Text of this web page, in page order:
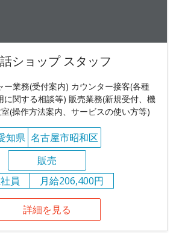
ショップ スタッフ
ー業務(受付案内) カウンター接客(各種
に関する相談等) 販売業務(新規受付、機
(操作方法案内、サービスの使い方等)
知県 名古屋市昭和区
販売
員
月給206,400円
詳細を見る